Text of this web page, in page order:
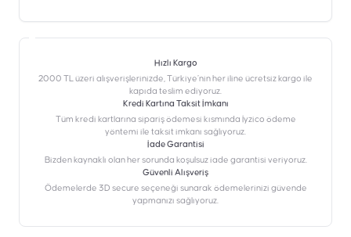
Hızlı Kargo
2000 TL üzeri alışverişlerinizde, Türkiye’nin her iline ücretsiz kargo ile
kapıda teslim ediyoruz.
Kredi Kartına Taksit İmkanı
‎Tüm kredi kartlarına sipariş ödemesi kısmında İyzico ödeme
yöntemi ile taksit imkanı sağlıyoruz.
İade Garantisi
Bizden kaynaklı olan her sorunda koşulsuz iade garantisi veriyoruz.
Güvenli Alışveriş
Ödemelerde 3D secure seçeneği sunarak ödemelerinizi güvende
yapmanızı sağlıyoruz.